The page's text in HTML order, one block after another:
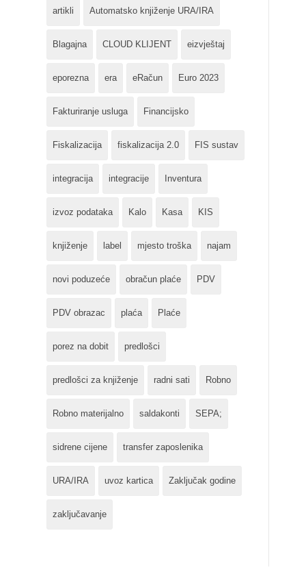
artikli Automatsko knjiženje URA/IRA
Blagajna CLOUD KLIJENT eizvještaj
eporezna era eRačun Euro 2023
Fakturiranje usluga Financijsko
Fiskalizacija fiskalizacija 2.0 FIS sustav
integracija integracije Inventura
izvoz podataka Kalo Kasa KIS
knjiženje label mjesto troška najam
novi poduzeće obračun plaće PDV
PDV obrazac plaća Plaće
porez na dobit predlošci
predlošci za knjiženje radni sati Robno
Robno materijalno saldakonti SEPA;
sidrene cijene transfer zaposlenika
URA/IRA uvoz kartica Zaključak godine
zaključavanje